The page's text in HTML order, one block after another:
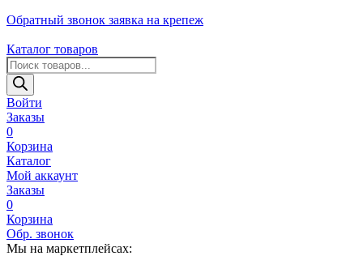
Обратный звонок заявка на крепеж
Каталог товаров
Поиск
товаров
Войти
Заказы
0
Корзина
Каталог
Мой аккаунт
Заказы
0
Корзина
Обр. звонок
Мы на маркетплейсах: